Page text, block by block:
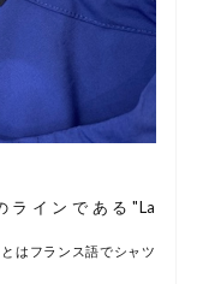
ラインである"La
はフランス語でシャツ